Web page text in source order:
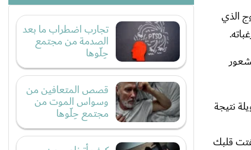
الذي
نتيجة
قلبك
تجارب اضطراب ما بعد
الصدمة من مجتمع
حِلّوها
قصص المتعافين من
وسواس الموت من
مجتمع حِلّوها